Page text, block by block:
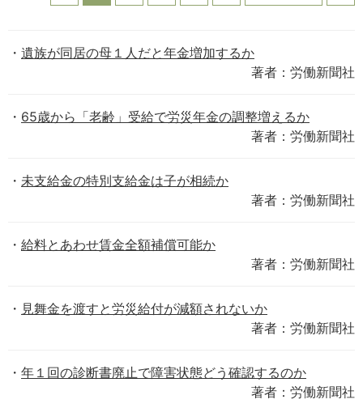
遺族が同居の母１人だと年金増加するか
著者：労働新聞社
65歳から「老齢」受給で労災年金の調整増えるか
著者：労働新聞社
未支給金の特別支給金は子が相続か
著者：労働新聞社
給料とあわせ賃金全額補償可能か
著者：労働新聞社
見舞金を渡すと労災給付が減額されないか
著者：労働新聞社
年１回の診断書廃止で障害状態どう確認するのか
著者：労働新聞社